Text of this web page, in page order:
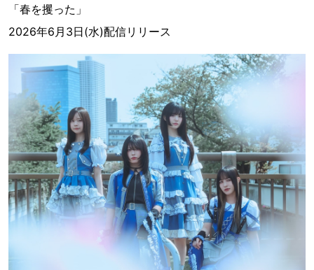
「春を攫った」
2026年6月3日(水)配信リリース